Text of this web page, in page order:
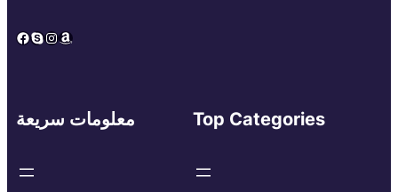
Facebook
Skype
Instagram
Amazon
معلومات سريعة Top Categories